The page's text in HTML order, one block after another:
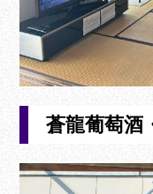
蒼龍葡萄酒